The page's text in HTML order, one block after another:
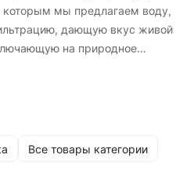
мы предлагаем воду,
дающую вкус живой
на природное
и фокусируешься на том,
Все товары категории